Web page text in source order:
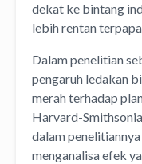
dekat ke bintang
lebih rentan
Dalam penelitian
pengaruh ledakan
merah terhadap
Harvard-
dalam
menganalisa efek